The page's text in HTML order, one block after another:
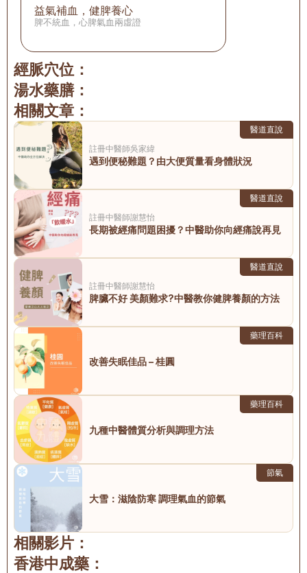
益氣補血，健脾養心
脾不統血，心脾氣血兩虛證
經脈穴位：
湯水藥膳：
相關文章：
醫道直說
註冊中醫師吳家緯
遇到便秘難題？由大便質量看身體狀況
醫道直說
註冊中醫師謝慧怡
長期被經痛問題困擾？中醫助你向經痛說再見
醫道直說
註冊中醫師謝慧怡
脾臟不好 美顏難求?中醫教你健脾養顏的方法
藥理百科
改善失眠佳品 – 桂圓
藥理百科
九種中醫體質分析與調理方法
節氣
大雪：滋陰防寒 調理氣血的節氣
相關影片：
香港中成藥：